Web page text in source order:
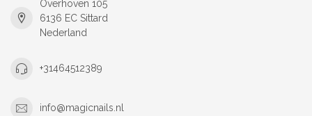
Overhoven 105
6136 EC Sittard
Nederland
+31464512389
info@magicnails.nl